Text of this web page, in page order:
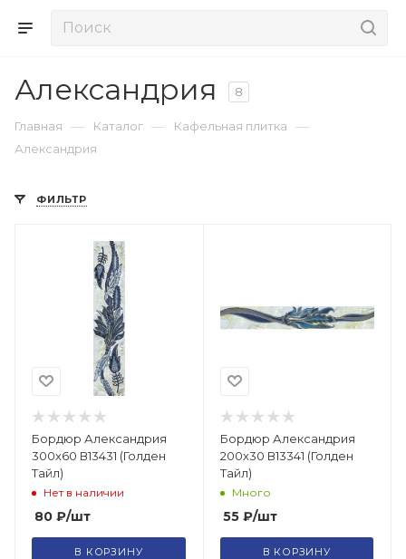
Александрия 8
Главная — Каталог — Кафельная плитка —
Александрия
ФИЛЬТР
Бордюр Александрия
300х60 В13431 (Голден
Тайл)
Нет в наличии
80 ₽/шт
В КОРЗИНУ
Бордюр Александрия
200х30 В13341 (Голден
Тайл)
Много
55₽/шт
В КОРЗИНУ